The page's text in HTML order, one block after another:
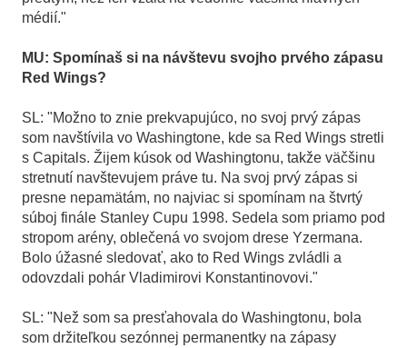
médií."
MU: Spomínaš si na návštevu svojho prvého zápasu
Red Wings?
SL: "Možno to znie prekvapujúco, no svoj prvý zápas
som navštívila vo Washingtone, kde sa Red Wings stretli
s Capitals. Žijem kúsok od Washingtonu, takže väčšinu
stretnutí navštevujem práve tu. Na svoj prvý zápas si
presne nepamätám, no najviac si spomínam na štvrtý
súboj finále Stanley Cupu 1998. Sedela som priamo pod
stropom arény, oblečená vo svojom drese Yzermana.
Bolo úžasné sledovať, ako to Red Wings zvládli a
odovzdali pohár Vladimirovi Konstantinovovi."
SL: "Než som sa presťahovala do Washingtonu, bola
som držiteľkou sezónnej permanentky na zápasy